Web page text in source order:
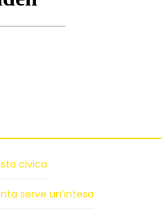
civica
serve un’intesa